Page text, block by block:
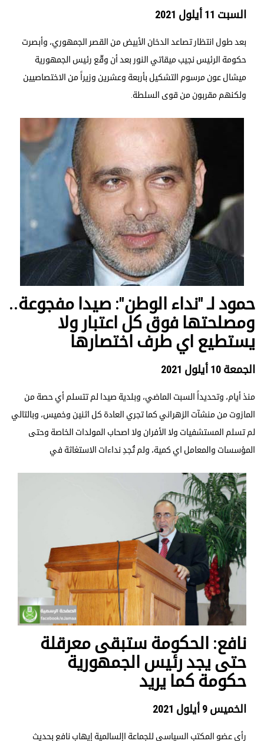
السبت 11 أيلول 2021
بعد طول انتظار تصاعد الدخان الأبيض من القصر الجمهوري، وأبصرت
حكومة الرئيس نجيب ميقاتي النور بعد أن وقّع رئيس الجمهورية
ميشال عون مرسوم التشكيل بأربعة وعشرين وزيراً من الاختصاصيين
ولكنهم مقربون من قوى السلطة.
حمود لـ "نداء الوطن": صيدا مفجوعة..
ومصلحتها فوق كل اعتبار ولا
يستطيع اي طرف اختصارها
الجمعة 10 أيلول 2021
منذ أيام، وتحديداً السبت الماضي، وبلدية صيدا لم تتسلم أي حصة من
المازوت من منشآت الزهراني كما تجري العادة كل اثنين وخميس، وبالتالي
لم تسلم المستشفيات ولا الأفران ولا اصحاب المولدات الخاصة وحتى
المؤسسات والمعامل اي كمية، ولم تُجدِ نداءات الاستغاثة في
نافع: الحكومة ستبقى معرقلة
حتى يجد رئيس الجمهورية
حكومة كما يريد
الخميس 9 أيلول 2021
رأى عضو المكتب السياسي للجماعة اإلسالمية إيهاب نافع بحديث